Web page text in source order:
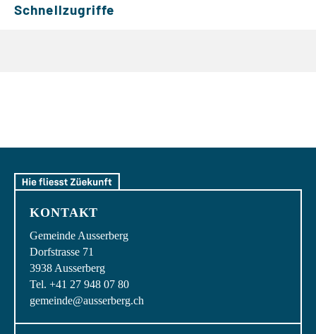
Schnellzugriffe
KONTAKT
Gemeinde Ausserberg
Dorfstrasse 71
3938 Ausserberg
Tel. +41 27 948 07 80
gemeinde@ausserberg.ch